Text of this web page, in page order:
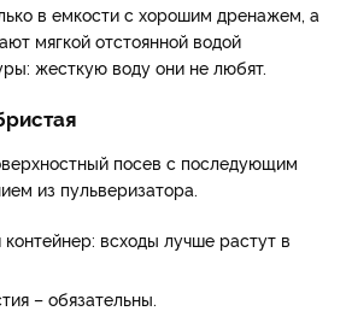
в емкости с хорошим дренажем, а
мягкой отстоянной водой
жесткую воду они не любят.
посев с последующим
из пульверизатора.
всходы лучше растут в
– обязательны.